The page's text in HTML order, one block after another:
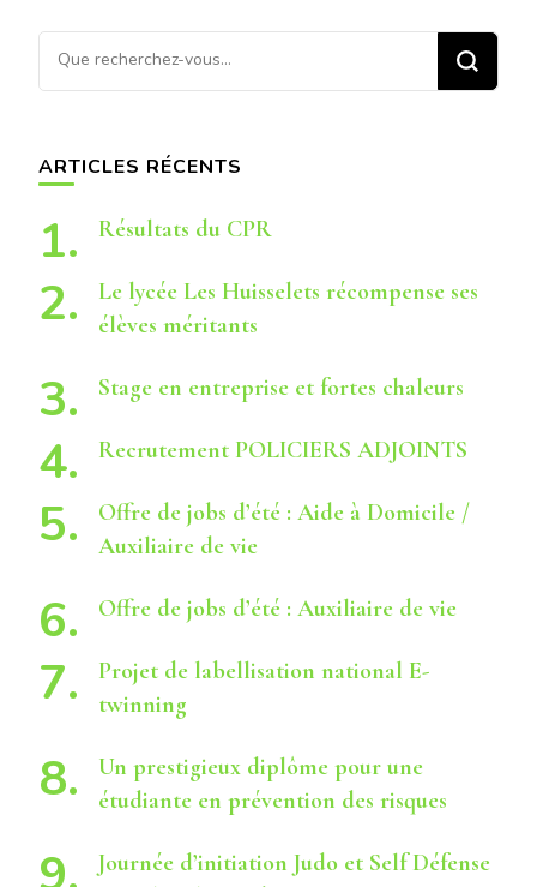
Vous
recherchiez
ARTICLES RÉCENTS
Résultats du CPR
Le lycée Les Huisselets récompense ses
élèves méritants
Stage en entreprise et fortes chaleurs
Recrutement POLICIERS ADJOINTS
Offre de jobs d’été : Aide à Domicile /
Auxiliaire de vie
Offre de jobs d’été : Auxiliaire de vie
Projet de labellisation national E-
twinning
Un prestigieux diplôme pour une
étudiante en prévention des risques
Journée d’initiation Judo et Self Défense